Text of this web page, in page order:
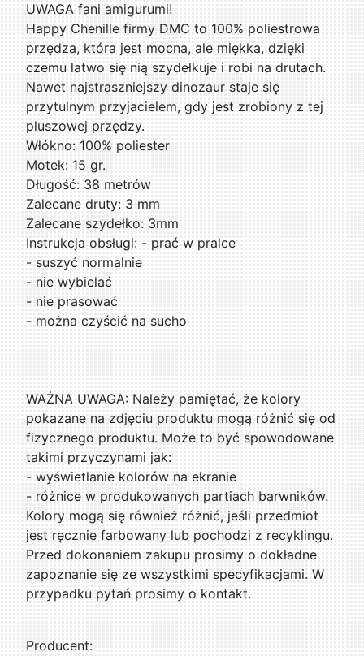
UWAGA fani amigurumi!
Happy Chenille firmy DMC to 100% poliestrowa
przędza, która jest mocna, ale miękka, dzięki
czemu łatwo się nią szydełkuje i robi na drutach.
Nawet najstraszniejszy dinozaur staje się
przytulnym przyjacielem, gdy jest zrobiony z tej
pluszowej przędzy.
Włókno: 100% poliester
Motek: 15 gr.
Długość: 38 metrów
Zalecane druty: 3 mm
Zalecane szydełko: 3mm
Instrukcja obsługi: - prać w pralce
- suszyć normalnie
- nie wybielać
- nie prasować
- można czyścić na sucho
WAŻNA UWAGA: Należy pamiętać, że kolory
pokazane na zdjęciu produktu mogą różnić się od
fizycznego produktu. Może to być spowodowane
takimi przyczynami jak:
- wyświetlanie kolorów na ekranie
- różnice w produkowanych partiach barwników.
Kolory mogą się również różnić, jeśli przedmiot
jest ręcznie farbowany lub pochodzi z recyklingu.
Przed dokonaniem zakupu prosimy o dokładne
zapoznanie się ze wszystkimi specyfikacjami. W
przypadku pytań prosimy o kontakt.
Producent: